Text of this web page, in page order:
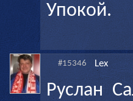
Упокой.
#15346 Lex
Руслан